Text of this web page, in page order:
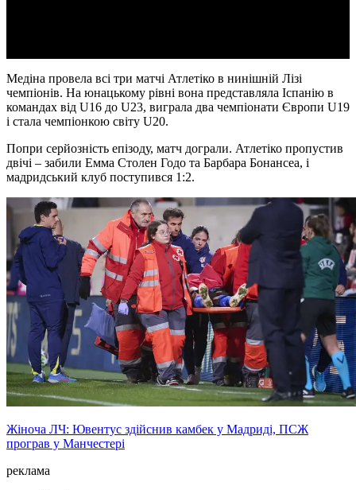
Медіна провела всі три матчі Атлетіко в нинішній Лізі
чемпіонів. На юнацькому рівні вона представляла Іспанію в
командах від U16 до U23, виграла два чемпіонати Європи U19
і стала чемпіонкою світу U20.
Попри серйозність епізоду, матч дограли. Атлетіко пропустив
двічі – забили Емма Столен Годо та Барбара Бонансеа, і
мадридський клуб поступився 1:2.
Жіноча ЛЧ: Ювентус здійснив камбек у Мадриді, ПСЖ
програв у Манчестері
реклама